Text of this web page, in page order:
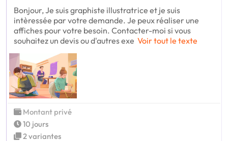
Bonjour, Je suis graphiste illustratrice et je suis
intèressée par votre demande. Je peux réaliser une
affiches pour votre besoin. Contacter-moi si vous
souhaitez un devis ou d'autres exe Voir tout le texte
Montant privé
10 jours
2 variantes